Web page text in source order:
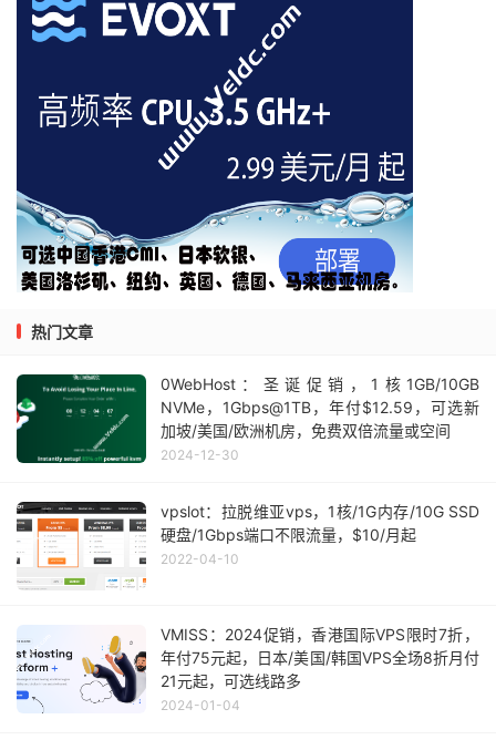
热门文章
0WebHost：圣诞促销，1核1GB/10GB
NVMe，1Gbps@1TB，年付$12.59，可选新
加坡/美国/欧洲机房，免费双倍流量或空间
2024-12-30
vpslot：拉脱维亚vps，1核/1G内存/10G SSD
硬盘/1Gbps端口不限流量，$10/月起
2022-04-10
VMISS：2024促销，香港国际VPS限时7折，
年付75元起，日本/美国/韩国VPS全场8折月付
21元起，可选线路多
2024-01-04